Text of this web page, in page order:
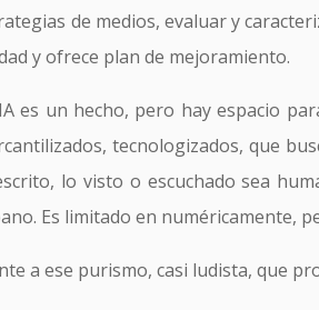
de medios, evaluar y
y ofrece plan de mejoramiento.
es un hecho, pero hay espacio
tecnologizados, que
lo visto o escuchado sea
Es limitado en numéricamente,
a ese purismo, casi ludista, que